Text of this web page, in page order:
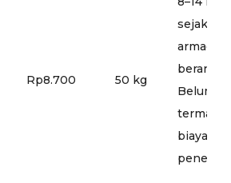
Rp8.700 50 kg
sejak
armada
Belum
biaya